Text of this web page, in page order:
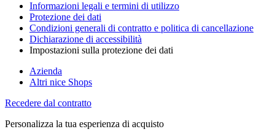
Informazioni legali e termini di utilizzo
Protezione dei dati
Condizioni generali di contratto e politica di cancellazione
Dichiarazione di accessibilità
Impostazioni sulla protezione dei dati
Azienda
Altri nice Shops
Recedere dal contratto
Personalizza la tua esperienza di acquisto